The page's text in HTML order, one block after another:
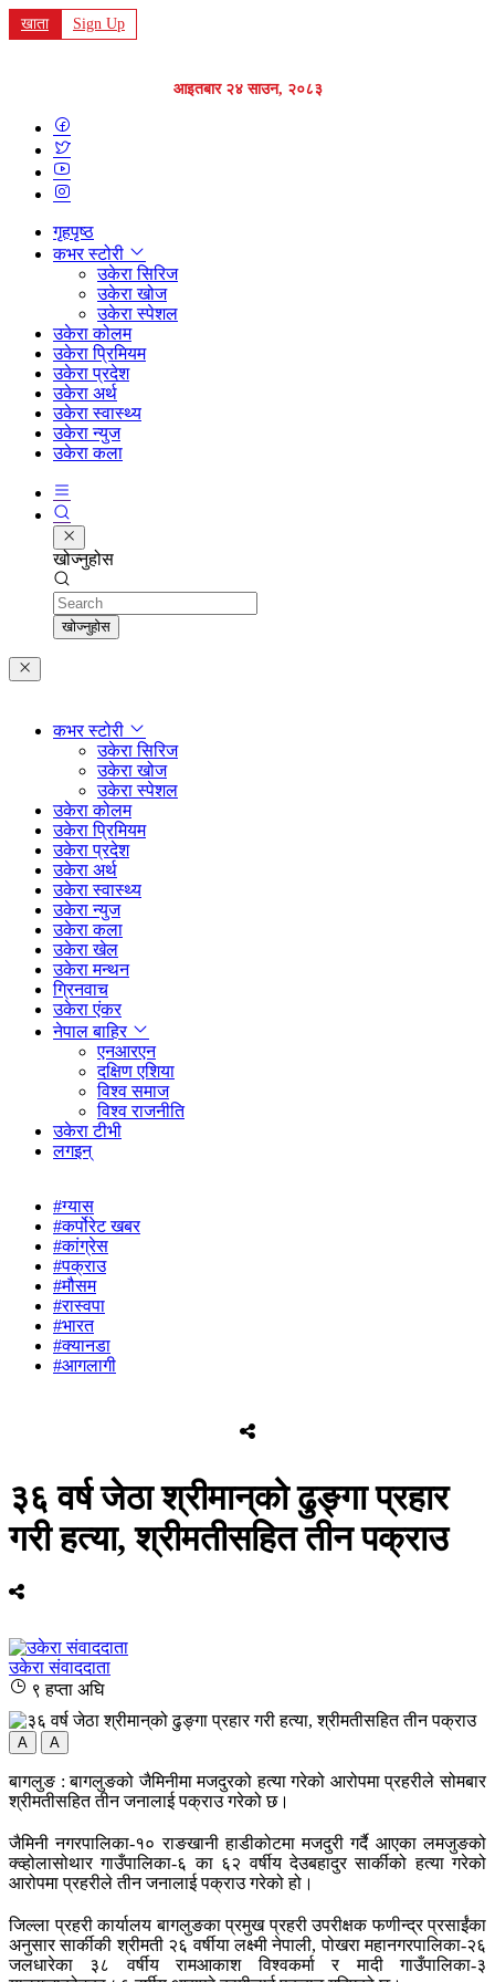
खाता Sign Up
आइतबार २४ साउन, २०८३
गृहपृष्ठ
कभर स्टोरी
उकेरा सिरिज
उकेरा खोज
उकेरा स्पेशल
उकेरा कोलम
उकेरा प्रिमियम
उकेरा प्रदेश
उकेरा अर्थ
उकेरा स्वास्थ्य
उकेरा न्युज
उकेरा कला
खोज्नुहोस
Search
खोज्नुहोस
कभर स्टोरी
उकेरा सिरिज
उकेरा खोज
उकेरा स्पेशल
उकेरा कोलम
उकेरा प्रिमियम
उकेरा प्रदेश
उकेरा अर्थ
उकेरा स्वास्थ्य
उकेरा न्युज
उकेरा कला
उकेरा खेल
उकेरा मन्थन
ग्रिनवाच
उकेरा एंकर
नेपाल बाहिर
एनआरएन
दक्षिण एशिया
विश्व समाज
विश्व राजनीति
उकेरा टीभी
लगइन्
#ग्यास
#कर्पोरेट खबर
#कांग्रेस
#पक्राउ
#मौसम
#रास्वपा
#भारत
#क्यानडा
#आगलागी
३६ वर्ष जेठा श्रीमान्‌को ढुङ्गा प्रहार
गरी हत्या, श्रीमतीसहित तीन पक्राउ
उकेरा संवाददाता
९ हप्ता अघि
A A
बागलुङ : बागलुङको जैमिनीमा मजदुरको हत्या गरेको आरोपमा प्रहरीले सोमबार
श्रीमतीसहित तीन जनालाई पक्राउ गरेको छ।
जैमिनी नगरपालिका-१० राङखानी हाडीकोटमा मजदुरी गर्दै आएका लमजुङको
क्व्होलासोथार गाउँपालिका-६ का ६२ वर्षीय देउबहादुर सार्कीको हत्या गरेको
आरोपमा प्रहरीले तीन जनालाई पक्राउ गरेको हो।
जिल्ला प्रहरी कार्यालय बागलुङका प्रमुख प्रहरी उपरीक्षक फणीन्द्र प्रसाईंका
अनुसार सार्कीकी श्रीमती २६ वर्षीया लक्ष्मी नेपाली, पोखरा महानगरपालिका-२६
जलधारेका ३८ वर्षीय रामआकाश विश्वकर्मा र मादी गाउँपालिका-३